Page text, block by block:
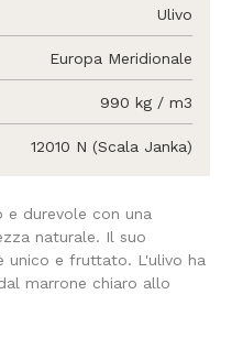
Ulivo
Europa Meridionale
990 kg / m3
12010 N (Scala Janka)
e durevole con una
naturale. Il suo
unico e fruttato. L'ulivo ha
marrone chiaro allo